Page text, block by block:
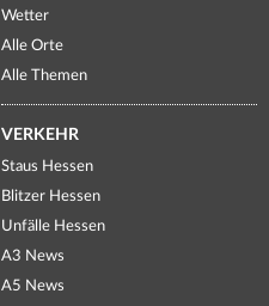
Wetter
Alle Orte
Alle Themen
VERKEHR
Staus Hessen
Blitzer Hessen
Unfälle Hessen
A3 News
A5 News